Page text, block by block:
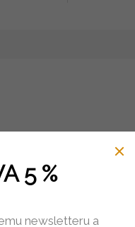
Pro své výrobky hledá
5 %
newsletteru a